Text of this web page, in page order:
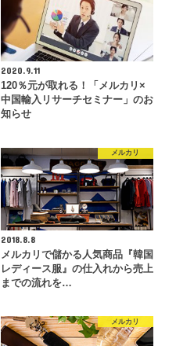
2020.9.11
120％元が取れる！「メルカリ×
中国輸入リサーチセミナー」のお
知らせ
メルカリ
2018.8.8
メルカリで儲かる人気商品『韓国
レディース服』の仕入れから売上
までの流れを…
メルカリ